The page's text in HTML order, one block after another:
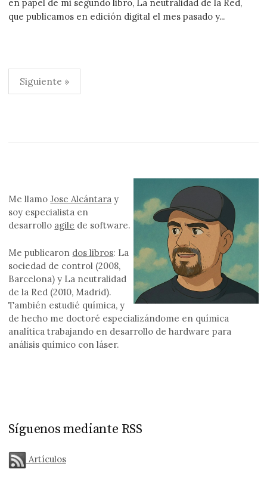
en papel de mi segundo libro, La neutralidad de la Red,
que publicamos en edición digital el mes pasado y...
Paginación
de
Siguiente »
Me llamoJose Alcántara y
soy especialista en
desarrollo agile de software.
Me publicaron dos libros: La
sociedad de control (2008,
Barcelona) y La neutralidad
de la Red (2010, Madrid).
También estudié química, y
de hecho me doctoré especializándome en química
analítica trabajando en desarrollo de hardware para
análisis químico con láser.
Síguenos mediante RSS
Artículos